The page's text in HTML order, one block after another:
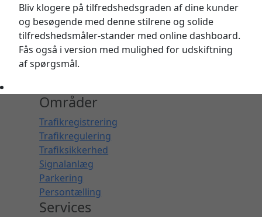
Bliv klogere på tilfredshedsgraden af dine kunder
og besøgende med denne stilrene og solide
tilfredshedsmåler-stander med online dashboard.
Fås også i version med mulighed for udskiftning
af spørgsmål.
Områder
Trafikregistrering
Trafikregulering
Trafiksikkerhed
Signalanlæg
Parkering
Persontælling
Services